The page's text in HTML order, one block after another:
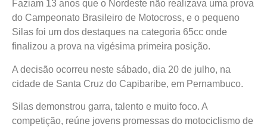
Faziam 13 anos que o Nordeste não realizava uma prova
do Campeonato Brasileiro de Motocross, e o pequeno
Silas foi um dos destaques na categoria 65cc onde
finalizou a prova na vigésima primeira posição.
A decisão ocorreu neste sábado, dia 20 de julho, na
cidade de Santa Cruz do Capibaribe, em Pernambuco.
Silas demonstrou garra, talento e muito foco. A
competição, reúne jovens promessas do motociclismo de